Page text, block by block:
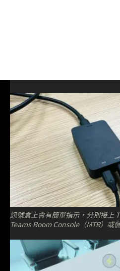
訊號盒上會有簡單指示，分別接上
Teams Room Console（MTR）或